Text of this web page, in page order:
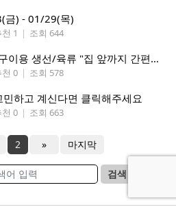
금) - 01/29(목)
1 | 조회 644
시애틀 프리미엄 사시미/구이용 생선/육류 "집 앞까지 간편하게" – 영오션샵닷컴
천 0 | 조회 578
하고 계신다면 클릭해주세요
천 0 | 조회 663
2 » 마지막
검색